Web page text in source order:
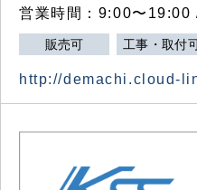
営業時間：9:00〜19:00
販売可 工事・取付
http://demachi.cloud-